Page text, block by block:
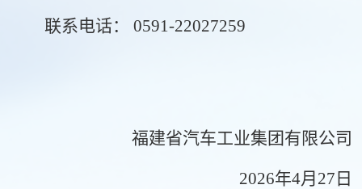
联系电话：
0591-22027259
福建省汽车工业集团有限公司
2026年4月 27 日